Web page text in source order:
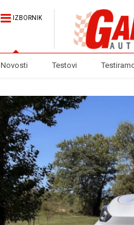
IZBORNIK
Novosti Testovi